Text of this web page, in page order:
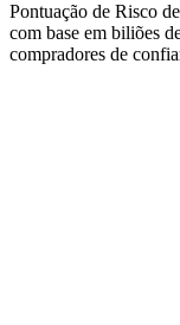
Pontuação de Risco
com base em biliões
compradores de